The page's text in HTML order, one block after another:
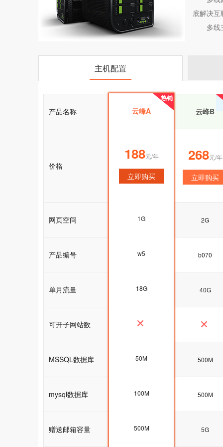
底解决
多线
主机配置
产品名称
热销
云峰A 云峰B
价格
188元/年
立即购买
268元/年
立即购买
网页空间 1G 2G
产品编号 w5 b070
单月流量 25G 40G
可开子网站数
MSSQL数据库 100M 500M
mysql数据库 100M 500M
赠送邮箱容量 5G 5G
热销
云峰A
188元/年
立即购买
1G
w5
18G
50M
100M
500M